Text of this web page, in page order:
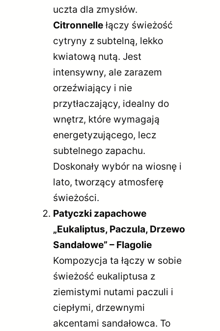
uczta dla zmysłów.
Citronnelle łączy świeżość
cytryny z subtelną, lekko
kwiatową nutą. Jest
intensywny, ale zarazem
orzeźwiający i nie
przytłaczający, idealny do
wnętrz, które wymagają
energetyzującego, lecz
subtelnego zapachu.
Doskonały wybór na wiosnę i
lato, tworzący atmosferę
świeżości.
Patyczki zapachowe
„Eukaliptus, Paczula, Drzewo
Sandałowe” – Flagolie
Kompozycja ta łączy w sobie
świeżość eukaliptusa z
ziemistymi nutami paczuli i
ciepłymi, drzewnymi
akcentami sandałowca. To